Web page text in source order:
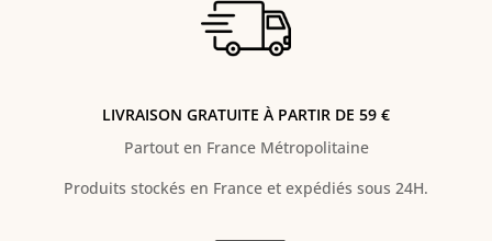
LIVRAISON GRATUITE À PARTIR DE 59 €
Partout en France Métropolitaine
Produits stockés en France et expédiés sous 24H.